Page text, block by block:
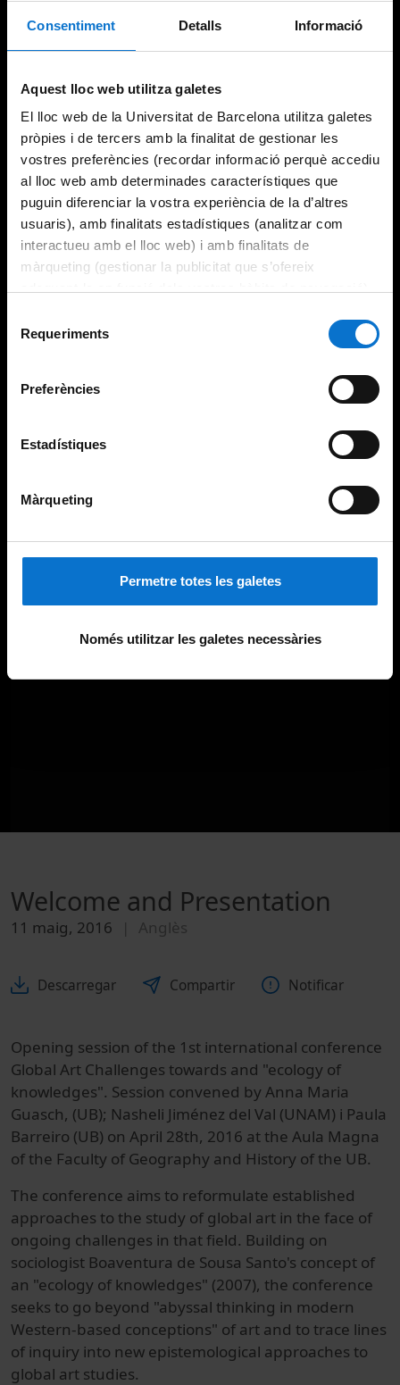
Consentiment Detalls Informació
Aquest lloc web utilitza galetes
El lloc web de la Universitat de Barcelona utilitza galetes
pròpies i de tercers amb la finalitat de gestionar les
vostres preferències (recordar informació perquè accediu
al lloc web amb determinades característiques que
puguin diferenciar la vostra experiència de la d’altres
usuaris), amb finalitats estadístiques (analitzar com
interactueu amb el lloc web) i amb finalitats de
màrqueting (gestionar la publicitat que s’ofereix
consultar laPolítica de galetes del lloc web de la
Requeriments
Preferències
Estadístiques
Màrqueting
Permetre totes les galetes
Només utilitzar les galetes necessàries
Welcome and Presentation
11 maig, 2016 Anglès
Descarregar Compartir Notificar
Opening session of the 1st international conference
Global Art Challenges towards and "ecology of
knowledges". Session convened by Anna Maria
Guasch, (UB); Nasheli Jiménez del Val (UNAM) i Paula
Barreiro (UB) on April 28th, 2016 at the Aula Magna
of the Faculty of Geography and History of the UB.
The conference aims to reformulate established
approaches to the study of global art in the face of
ongoing challenges in that field. Building on
sociologist Boaventura de Sousa Santo's concept of
an "ecology of knowledges" (2007), the conference
seeks to go beyond "abyssal thinking in modern
Western-based conceptions" of art and to trace lines
of inquiry into new epistemological approaches to
global art studies.